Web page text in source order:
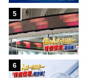
5
6